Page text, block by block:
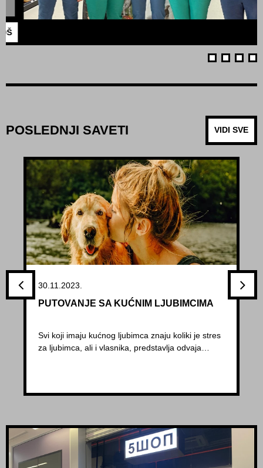
POSLEDNJI SAVETI VIDI SVE
30.11.2023.
PUTOVANJE SA KUĆNIM LJUBIMCIMA
Svi koji imaju kućnog ljubimca znaju koliki je stres
za ljubimca, ali i vlasnika, predstavlja odvaja…